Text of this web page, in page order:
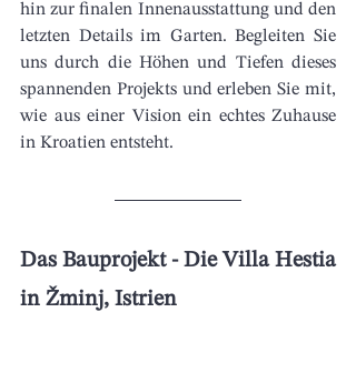
hin zur finalen Innenausstattung und den
letzten Details im Garten. Begleiten Sie
uns durch die Höhen und Tiefen dieses
spannenden Projekts und erleben Sie mit,
wie aus einer Vision ein echtes Zuhause
in Kroatien entsteht.
Das Bauprojekt - Die Villa Hestia
in Žminj, Istrien